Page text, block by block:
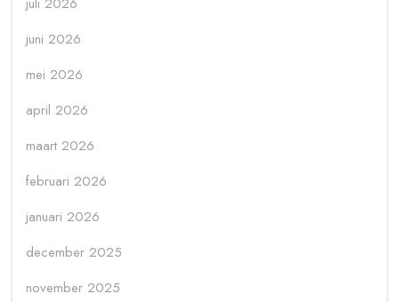
juni 2026
mei 2026
april 2026
maart 2026
februari 2026
januari 2026
december 2025
november 2025